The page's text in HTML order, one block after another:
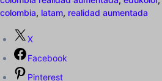
colombia, latam, realidad aumentada
X
Facebook
Pinterest